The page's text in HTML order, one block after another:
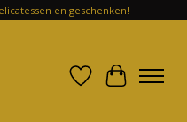
en geschenken!
Verlanglijst